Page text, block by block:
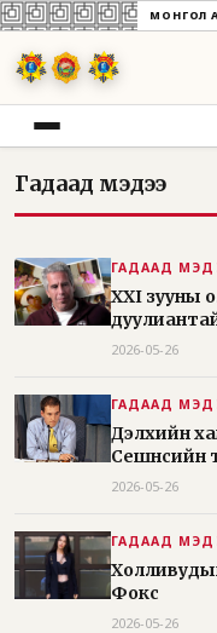
МОНГОЛ
Гадаад мэдээ
ГАДААД
XXI зууны
2026-05-26
ГАДААД
Дэлхийн
Сешнсийн
2026-05-26
ГАДААД
Холливудын
Фокс
2026-05-26